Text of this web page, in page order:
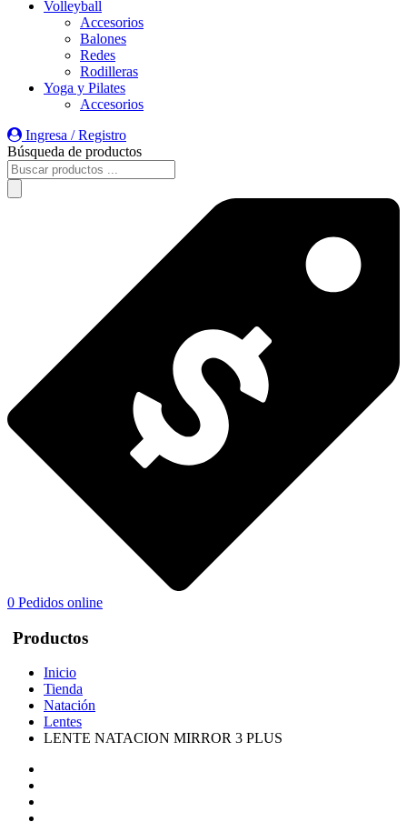
Volleyball
Accesorios
Balones
Redes
Rodilleras
Yoga y Pilates
Accesorios
Ingresa / Registro
Búsqueda de productos
0 Pedidos online
Productos
Inicio
Tienda
Natación
Lentes
LENTE NATACION MIRROR 3 PLUS